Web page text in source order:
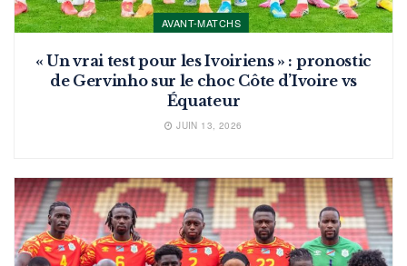
AVANT-MATCHS
« Un vrai test pour les Ivoiriens » : pronostic
de Gervinho sur le choc Côte d’Ivoire vs
Équateur
JUIN 13, 2026